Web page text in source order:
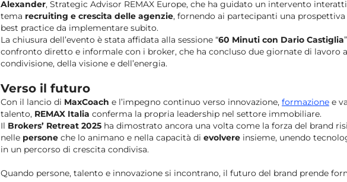
Alexander, Strategic Advisor REMAX Europe, che ha guidato un intervento
tema recruiting e crescita delle agenzie, fornendo ai partecipanti una
best practice da implementare subito.
La chiusura dell’evento è stata affidata alla sessione “60 Minuti con Dario Castiglia
confronto diretto e informale con i broker, che ha concluso due giornate di lavoro
condivisione, della visione e dell’energia.
Verso il futuro
Con il lancio di MaxCoach e l’impegno continuo verso innovazione, formazione e
talento, REMAX Italia conferma la propria leadership nel settore immobiliare.
Il Brokers’ Retreat 2025 ha dimostrato ancora una volta come la forza del brand
nelle persone che lo animano e nella capacità di evolvere insieme, unendo
in un percorso di crescita condivisa.
Quando persone, talento e innovazione si incontrano, il futuro del brand prende